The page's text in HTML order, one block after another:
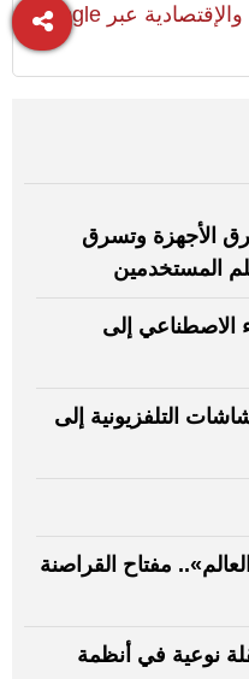
المستجدات السياسية والإقتصادية عبر Google
الأجهزة وتسرق
المستخدمين
الاصطناعي إلى
التلفزيونية إلى
مفتاح القراصنة
نوعية في أنظمة